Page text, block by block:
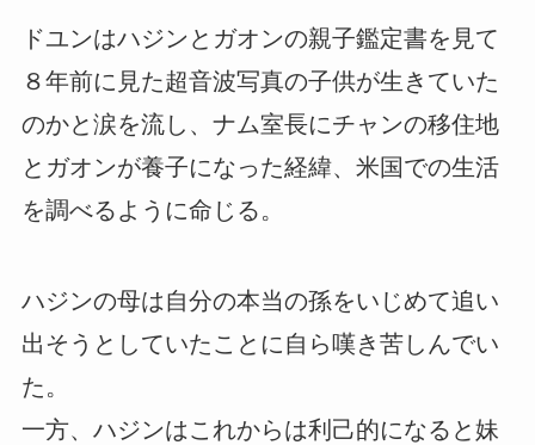
ドユンはハジンとガオンの親子鑑定書を見て
８年前に見た超音波写真の子供が生きていた
のかと涙を流し、ナム室長にチャンの移住地
とガオンが養子になった経緯、米国での生活
を調べるように命じる。
ハジンの母は自分の本当の孫をいじめて追い
出そうとしていたことに自ら嘆き苦しんでい
た。
一方、ハジンはこれからは利己的になると妹